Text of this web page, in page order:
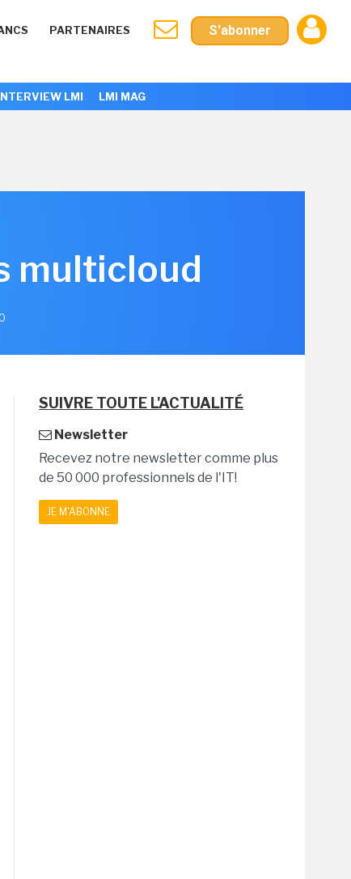
PARTENAIRES S'abonner
LMI LMI MAG
multicloud
SUIVRE TOUTE L'ACTUALITÉ
Newsletter
Recevez notre newsletter comme plus
de 50 000 professionnels de l'IT!
JE M'ABONNE